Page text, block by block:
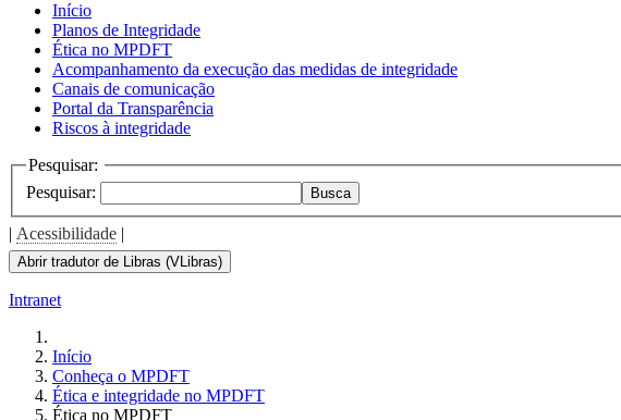
Início
Planos de Integridade
Ética no MPDFT
Acompanhamento da execução das medidas de integridade
Canais de comunicação
Portal da Transparência
Riscos à integridade
Pesquisar:
Pesquisar:
Busca
| Acessibilidade |
Abrir tradutor de Libras (VLibras)
Intranet
Início
Conheça o MPDFT
Ética e integridade no MPDFT
Ética no MPDFT